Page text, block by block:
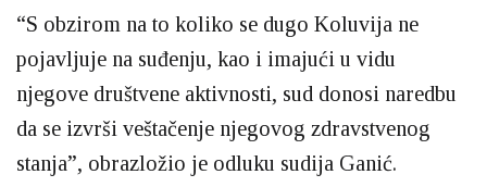
“S obzirom na to koliko se dugo Koluvija ne
pojavljuje na suđenju, kao i imajući u vidu
njegove društvene aktivnosti, sud donosi naredbu
da se izvrši veštačenje njegovog zdravstvenog
stanja”, obrazložio je odluku sudija Ganić.